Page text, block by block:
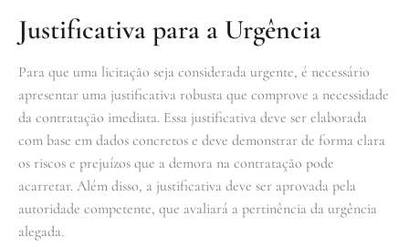
Justificativa para a Urgência
Para que uma licitação seja considerada urgente, é necessário
apresentar uma justificativa robusta que comprove a necessidade
da contratação imediata. Essa justificativa deve ser elaborada
com base em dados concretos e deve demonstrar de forma clara
os riscos e prejuízos que a demora na contratação pode
acarretar. Além disso, a justificativa deve ser aprovada pela
autoridade competente, que avaliará a pertinência da urgência
alegada.